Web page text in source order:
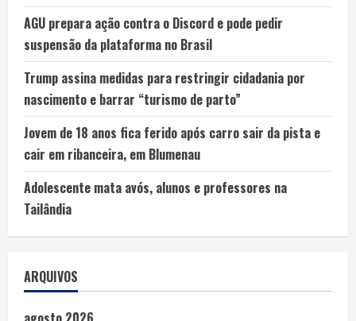
AGU prepara ação contra o Discord e pode pedir
suspensão da plataforma no Brasil
Trump assina medidas para restringir cidadania por
nascimento e barrar “turismo de parto”
Jovem de 18 anos fica ferido após carro sair da pista e
cair em ribanceira, em Blumenau
Adolescente mata avós, alunos e professores na
Tailândia
ARQUIVOS